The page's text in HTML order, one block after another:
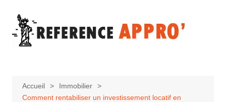
contenu
Accueil
Immobilier
Comment rentabiliser un investissement locatif en